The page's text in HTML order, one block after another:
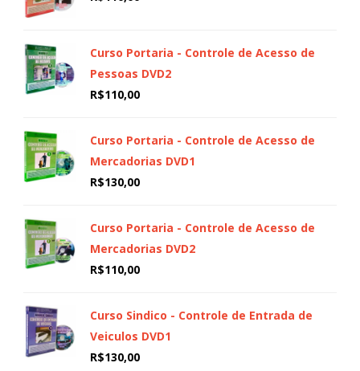
Curso Portaria - Controle de Acesso de
Pessoas DVD2
R$110,00
Curso Portaria - Controle de Acesso de
Mercadorias DVD1
R$130,00
Curso Portaria - Controle de Acesso de
Mercadorias DVD2
R$110,00
Curso Sindico - Controle de Entrada de
Veiculos DVD1
R$130,00